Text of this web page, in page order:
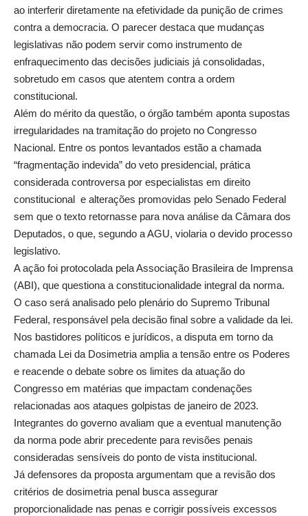
ao interferir diretamente na efetividade da punição de crimes
contra a democracia. O parecer destaca que mudanças
legislativas não podem servir como instrumento de
enfraquecimento das decisões judiciais já consolidadas,
sobretudo em casos que atentem contra a ordem
constitucional.
Além do mérito da questão, o órgão também aponta supostas
irregularidades na tramitação do projeto no Congresso
Nacional. Entre os pontos levantados estão a chamada
“fragmentação indevida” do veto presidencial, prática
considerada controversa por especialistas em direito
constitucional e alterações promovidas pelo Senado Federal
sem que o texto retornasse para nova análise da Câmara dos
Deputados, o que, segundo a AGU, violaria o devido processo
legislativo.
A ação foi protocolada pela Associação Brasileira de Imprensa
(ABI), que questiona a constitucionalidade integral da norma.
O caso será analisado pelo plenário do Supremo Tribunal
Federal, responsável pela decisão final sobre a validade da lei.
Nos bastidores políticos e jurídicos, a disputa em torno da
chamada Lei da Dosimetria amplia a tensão entre os Poderes
e reacende o debate sobre os limites da atuação do
Congresso em matérias que impactam condenações
relacionadas aos ataques golpistas de janeiro de 2023.
Integrantes do governo avaliam que a eventual manutenção
da norma pode abrir precedente para revisões penais
consideradas sensíveis do ponto de vista institucional.
Já defensores da proposta argumentam que a revisão dos
critérios de dosimetria penal busca assegurar
proporcionalidade nas penas e corrigir possíveis excessos